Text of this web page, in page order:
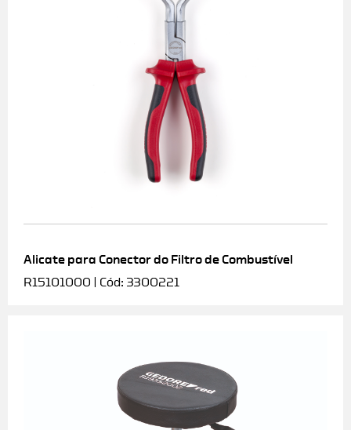
Alicate para Conector do Filtro de Combustível
R15101000 | Cód: 3300221